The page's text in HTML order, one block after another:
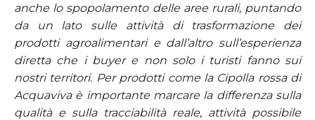
anche lo spopolamento delle aree rurali, puntando
da un lato sulle attività di trasformazione dei
prodotti agroalimentari e dall’altro sull’esperienza
diretta che i buyer e non solo i turisti fanno sui
nostri territori. Per prodotti come la Cipolla rossa di
Acquaviva è importante marcare la differenza sulla
qualità e sulla tracciabilità reale, attività possibile